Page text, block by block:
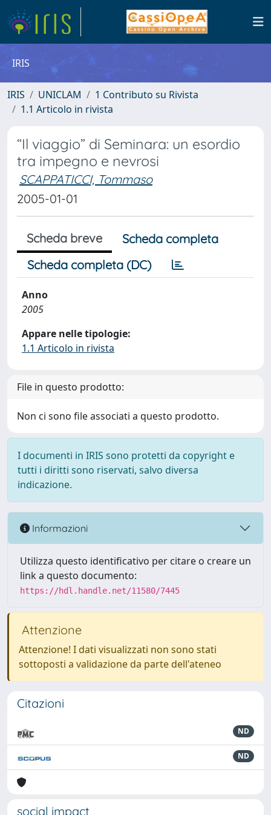
IRIS
IRIS UNICLAM
1 Contributo su Rivista
1.1 Articolo in rivista
“Il viaggio” di Seminara: un esordio
tra impegno e nevrosi
SCAPPATICCI, Tommaso
2005-01-01
Scheda breve
Scheda completa
Scheda completa (DC)
Anno
2005
Appare nelle tipologie:
1.1 Articolo in rivista
File in questo prodotto:
Non ci sono file associati a questo prodotto.
I documenti in IRIS sono protetti da copyright e
tutti i diritti sono riservati, salvo diversa
indicazione.
Informazioni
Utilizza questo identificativo per citare o creare un
link a questo documento:
https://hdl.handle.net/11580/7445
Attenzione
Attenzione! I dati visualizzati non sono stati
sottoposti a validazione da parte dell'ateneo
Citazioni
ND
ND
social impact